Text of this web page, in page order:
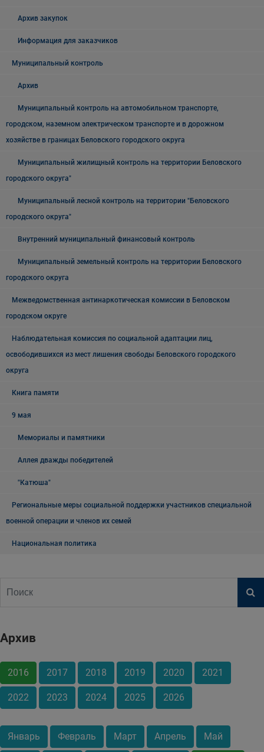
Архив закупок
Информация для заказчиков
Муниципальный контроль
Архив
Муниципальный контроль на автомобильном транспорте,
городском, наземном электрическом транспорте и в дорожном
хозяйстве в границах Беловского городского округа
Муниципальный жилищный контроль на территории Беловского
городского округа"
Муниципальный лесной контроль на территории "Беловского
городского округа"
Внутренний муниципальный финансовый контроль
Муниципальный земельный контроль на территории Беловского
городского округа
Межведомственная антинаркотическая комиссии в Беловском
городском округе
Наблюдательная комиссия по социальной адаптации лиц,
освободившихся из мест лишения свободы Беловского городского
округа
Книга памяти
9 мая
Мемориалы и памятники
Аллея дважды победителей
"Катюша"
Региональные меры социальной поддержки участников специальной
военной операции и членов их семей
Национальная политика
Архив
2016 2017 2018 2019 2020 2021
2022 2023 2024 2025 2026
Январь Февраль Март Апрель Май